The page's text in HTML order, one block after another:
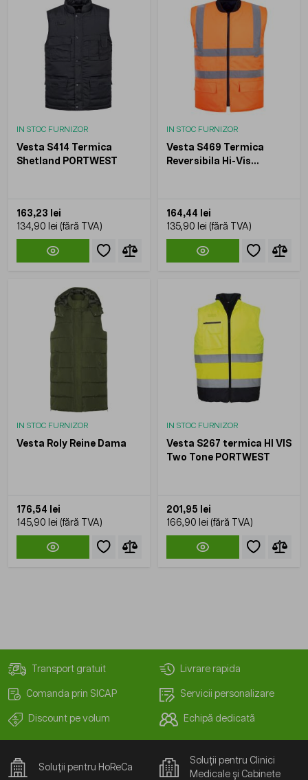
IN STOC FURNIZOR
Vesta S414 Termica
Shetland PORTWEST
163,23 lei
134,90 lei
IN STOC FURNIZOR
Vesta S469 Termica
Reversibila Hi-Vis
164,44 lei
135,90 lei
IN STOC FURNIZOR
Vesta Roly Reine Dama
176,54 lei
145,90 lei
IN STOC FURNIZOR
Vesta S267 termica HI VIS
Two Tone PORTWEST
201,95 lei
166,90 lei
Transport gratuit Livrare rapida
Comanda prin SICAP Servicii personalizare
Discount pe volum Echipă dedicată
Soluții pentru HoReCa
Soluții pentru Clinici
Medicale și Cabinete